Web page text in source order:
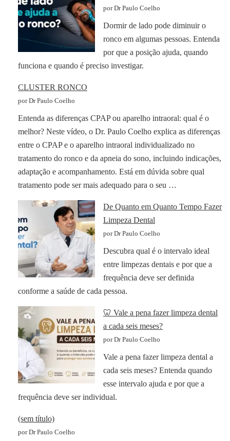
por Dr Paulo Coelho
Dormir de lado pode diminuir o
ronco em algumas pessoas. Entenda
por que a posição ajuda, quando
funciona e quando é preciso investigar.
CLUSTER RONCO
por Dr Paulo Coelho
Entenda as diferenças CPAP ou aparelho intraoral: qual é o
melhor? Neste vídeo, o Dr. Paulo Coelho explica as diferenças
entre o CPAP e o aparelho intraoral individualizado no
tratamento do ronco e da apneia do sono, incluindo indicações,
adaptação e acompanhamento. Está em dúvida sobre qual
tratamento pode ser mais adequado para o seu …
De Quanto em Quanto Tempo Fazer
Limpeza Dental
por Dr Paulo Coelho
Descubra qual é o intervalo ideal
entre limpezas dentais e por que a
frequência deve ser definida
conforme a saúde de cada pessoa.
🦷 Vale a pena fazer limpeza dental
a cada seis meses?
por Dr Paulo Coelho
Vale a pena fazer limpeza dental a
cada seis meses? Entenda quando
esse intervalo ajuda e por que a
frequência deve ser individual.
(sem título)
por Dr Paulo Coelho